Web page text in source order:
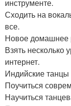
инструменте.
Сходить на
все.
Новое домашнее
Взять несколько
интернет.
Индийские танцы
Поучиться
Научиться